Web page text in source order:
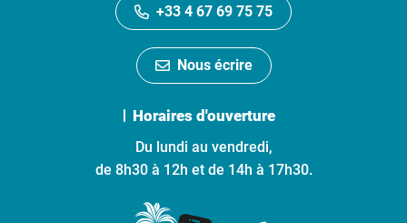
+33 4 67 69 75 75
Nous écrire
Horaires d'ouverture
Du lundi au vendredi,
de 8h30 à 12h et de 14h à 17h30.